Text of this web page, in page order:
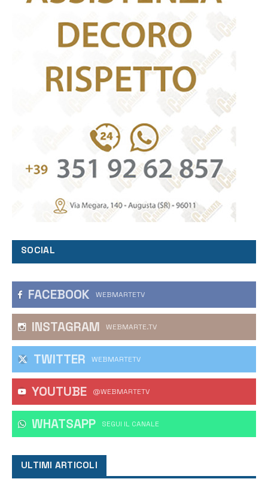
SOCIAL
FACEBOOK WEBMARTETV
INSTAGRAM WEBMARTE.TV
TWITTER WEBMARTETV
YOUTUBE @WEBMARTETV
WHATSAPP ‎SEGUI IL CANALE
ULTIMI ARTICOLI